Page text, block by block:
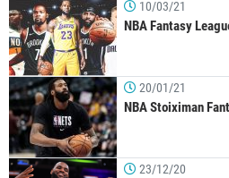
10/03/21
NBA Fantasy
20/01/21
NBA Stoiximan
23/12/20